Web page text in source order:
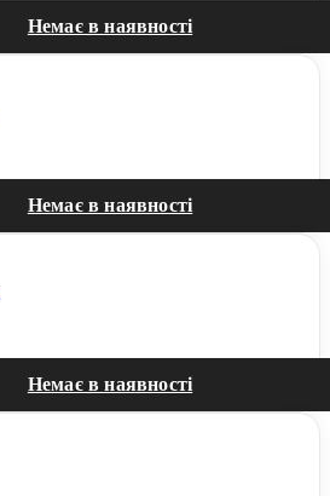
Немає в наявності
Немає в наявності
Немає в наявності